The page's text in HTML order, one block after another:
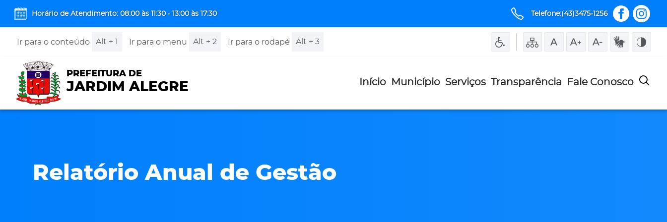
Horário de Atendimento: 08:00 às 11:30 - 13:00 às 17:30 Telefone:(43)3475-1256
Ir para o conteúdo Alt + 1 Ir para o menu Alt + 2 Ir para o rodapé Alt + 3
PREFEITURA DE
JARDIM ALEGRE Início Município Serviços Transparência Fale Conosco
Relatório Anual de Gestão